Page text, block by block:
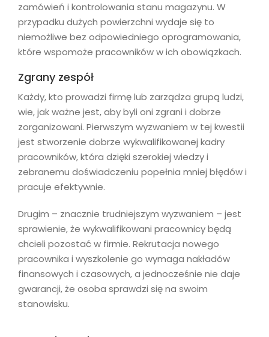
zamówień i kontrolowania stanu magazynu. W
przypadku dużych powierzchni wydaje się to
niemożliwe bez odpowiedniego oprogramowania,
które wspomoże pracowników w ich obowiązkach.
Zgrany zespół
Każdy, kto prowadzi firmę lub zarządza grupą ludzi,
wie, jak ważne jest, aby byli oni zgrani i dobrze
zorganizowani. Pierwszym wyzwaniem w tej kwestii
jest stworzenie dobrze wykwalifikowanej kadry
pracowników, która dzięki szerokiej wiedzy i
zebranemu doświadczeniu popełnia mniej błędów i
pracuje efektywnie.
Drugim – znacznie trudniejszym wyzwaniem – jest
sprawienie, że wykwalifikowani pracownicy będą
chcieli pozostać w firmie. Rekrutacja nowego
pracownika i wyszkolenie go wymaga nakładów
finansowych i czasowych, a jednocześnie nie daje
gwarancji, że osoba sprawdzi się na swoim
stanowisku.